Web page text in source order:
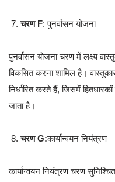
चरण F: पुनर्वासन योजना
पुनर्वासन योजना चरण में लक्ष्य
विकसित करना शामिल है।
निर्धारित करते हैं, जिसमें
जाता है।
चरण G:कार्यान्वयन नियंत्रण
कार्यान्वयन नियंत्रण चरण